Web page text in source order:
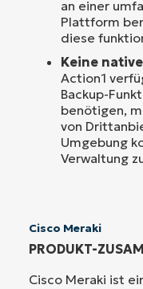
an einer
Plattform
diese
Keine
Action1
Backup-
benötigen,
von
Umgebung
Verwaltung
Cisco Meraki
PRODUKT-
Cisco Meraki ist